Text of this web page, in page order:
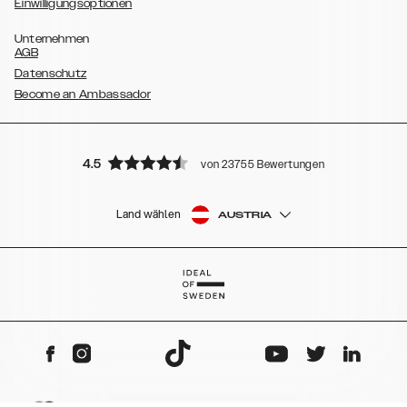
Einwilligungsoptionen
Unternehmen
AGB
Datenschutz
Become an Ambassador
4.5 von 23755 Bewertungen
Land wählen AUSTRIA